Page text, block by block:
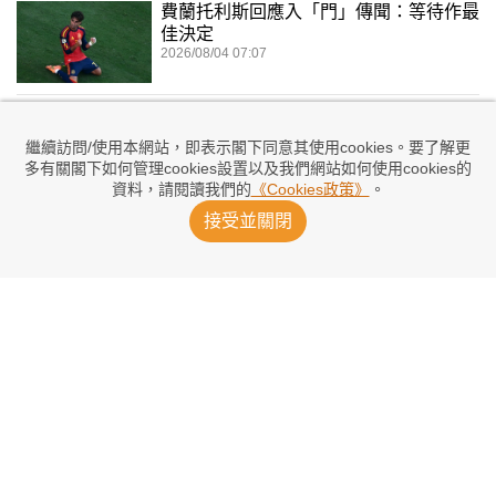
繼續訪問/使用本網站，即表示閣下同意其使用cookies。要了解更
多有關閣下如何管理cookies設置以及我們網站如何使用cookies的
資料，請閱讀我們的 《Cookies政策》 。
接受並關閉
費蘭托利斯回應入「門」傳聞：等待作最
佳決定
2026/08/04 07:07
費力克：巴塞必須增鋒力
2026/08/03 23:33